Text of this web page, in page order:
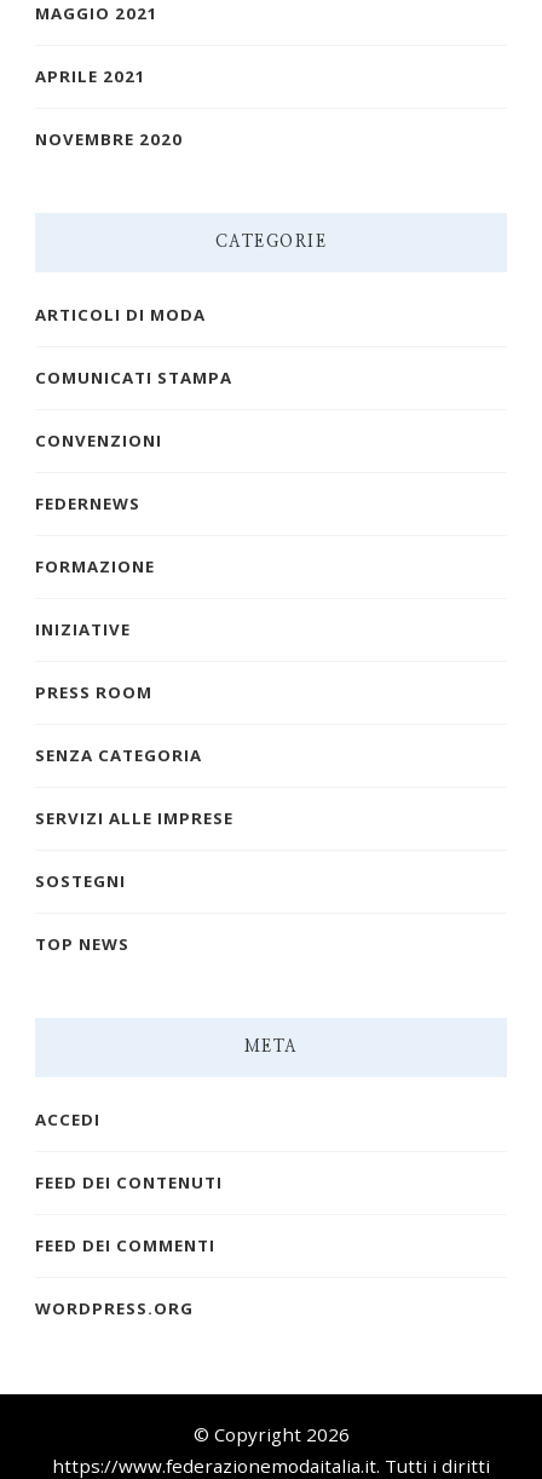
MAGGIO 2021
APRILE 2021
NOVEMBRE 2020
CATEGORIE
ARTICOLI DI MODA
COMUNICATI STAMPA
CONVENZIONI
FEDERNEWS
FORMAZIONE
INIZIATIVE
PRESS ROOM
SENZA CATEGORIA
SERVIZI ALLE IMPRESE
SOSTEGNI
TOP NEWS
META
ACCEDI
FEED DEI CONTENUTI
FEED DEI COMMENTI
WORDPRESS.ORG
© Copyright 2026
https://www.federazionemodaitalia.it. Tutti i diritti